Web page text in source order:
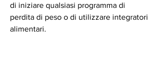
di iniziare qualsiasi programma di
perdita di peso o di utilizzare integratori
alimentari.